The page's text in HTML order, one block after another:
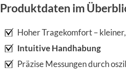
Produktdaten im
Hoher Tragekomfort –
Intuitive Handhabung
Präzise Messungen durch